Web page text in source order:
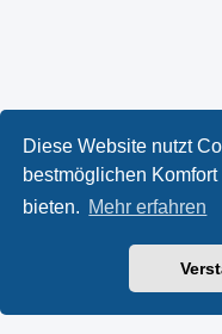
Diese Website nutzt
bestmöglichen
bieten. Mehr erfahren